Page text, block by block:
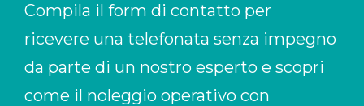
Compila il form di contatto per
ricevere una telefonata senza impegno
da parte di un nostro esperto e scopri
come il noleggio operativo con